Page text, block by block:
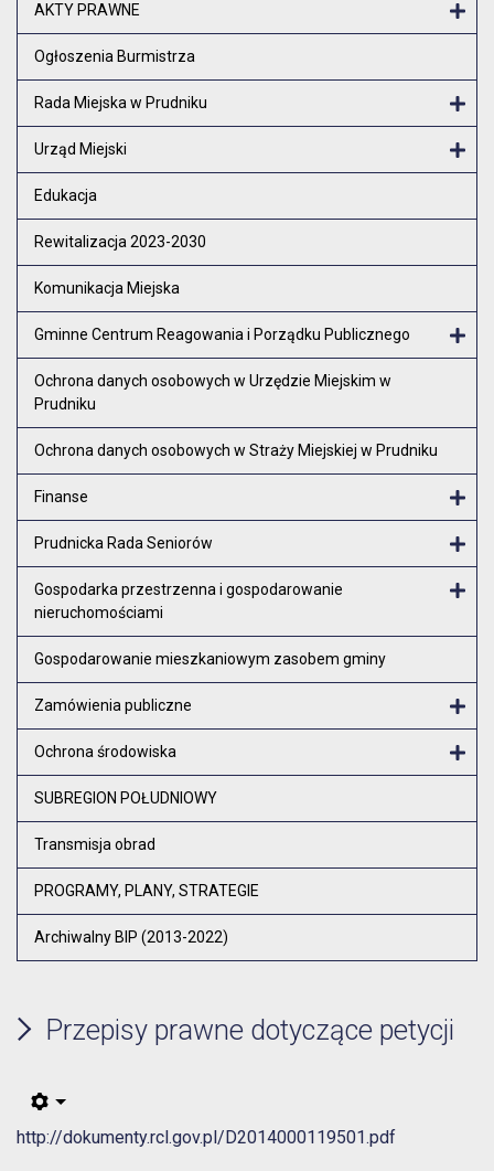
AKTY PRAWNE
Ogłoszenia Burmistrza
Rada Miejska w Prudniku
Urząd Miejski
Edukacja
Rewitalizacja 2023-2030
Komunikacja Miejska
Gminne Centrum Reagowania i Porządku Publicznego
Ochrona danych osobowych w Urzędzie Miejskim w
Prudniku
Ochrona danych osobowych w Straży Miejskiej w Prudniku
Finanse
Prudnicka Rada Seniorów
Gospodarka przestrzenna i gospodarowanie
nieruchomościami
Gospodarowanie mieszkaniowym zasobem gminy
Zamówienia publiczne
Ochrona środowiska
SUBREGION POŁUDNIOWY
Transmisja obrad
PROGRAMY, PLANY, STRATEGIE
Archiwalny BIP (2013-2022)
Przepisy prawne dotyczące petycji
http://dokumenty.rcl.gov.pl/D2014000119501.pdf